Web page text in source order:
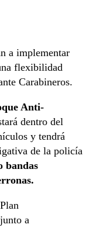
a implementar
flexibilidad
Carabineros.
Anti-
dentro del
y tendrá
de la policía
bandas
a